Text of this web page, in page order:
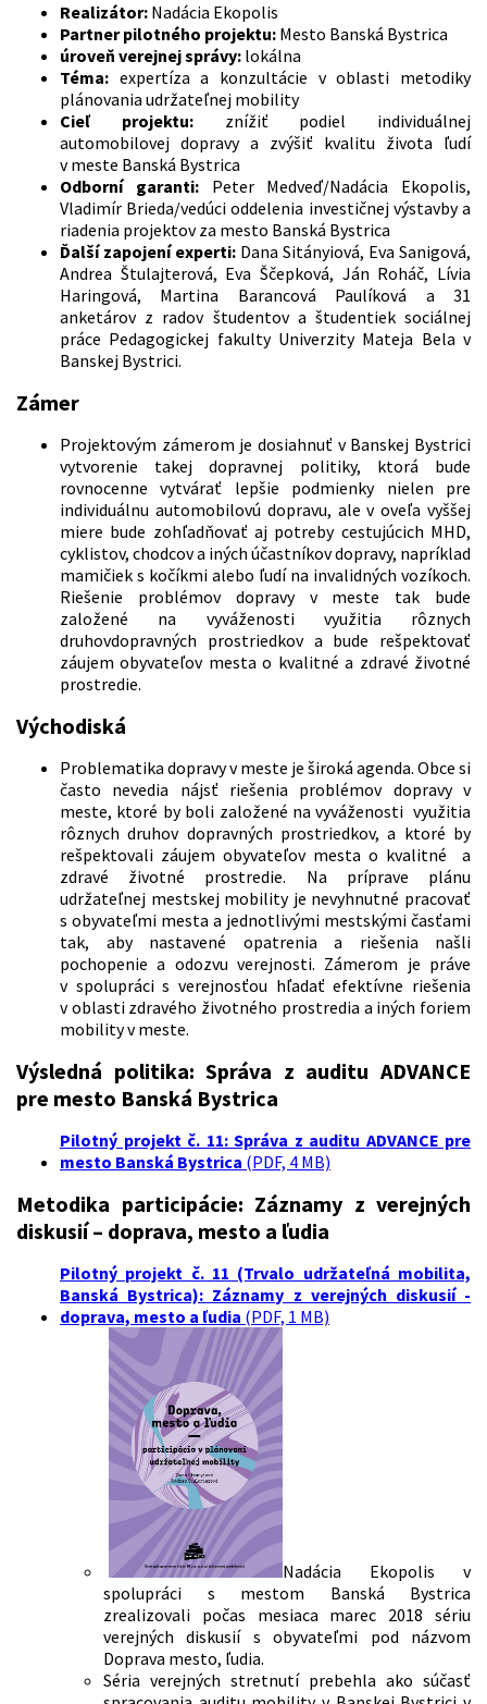
Realizátor: Nadácia Ekopolis
Partner pilotného projektu: Mesto Banská Bystrica
úroveň verejnej správy: lokálna
Téma: expertíza a konzultácie v oblasti metodiky
plánovania udržateľnej mobility
Cieľ projektu:znížiť podiel individuálnej
automobilovej dopravy a zvýšiť kvalitu života ľudí
v meste Banská Bystrica
Odborní garanti: Peter Medveď/Nadácia Ekopolis,
Vladimír Brieda/vedúci oddelenia investičnej výstavby a
riadenia projektov za mesto Banská Bystrica
Ďalší zapojení experti: Dana Sitányiová, Eva Sanigová,
Andrea Štulajterová, Eva Ščepková, Ján Roháč, Lívia
Haringová, Martina Barancová Paulíková a 31
anketárov z radov študentov a študentiek sociálnej
práce Pedagogickej fakulty Univerzity Mateja Bela v
Banskej Bystrici.
Zámer
Projektovým zámerom je dosiahnuť v Banskej Bystrici
vytvorenie takej dopravnej politiky, ktorá bude
rovnocenne vytvárať lepšie podmienky nielen pre
individuálnu automobilovú dopravu, ale v oveľa vyššej
miere bude zohľadňovať aj potreby cestujúcich MHD,
cyklistov, chodcov a iných účastníkov dopravy, napríklad
mamičiek s kočíkmi alebo ľudí na invalidných vozíkoch.
Riešenie problémov dopravy v meste tak bude
založené na vyváženosti využitia rôznych
druhovdopravných prostriedkov a bude rešpektovať
záujem obyvateľov mesta o kvalitné a zdravé životné
prostredie.
Východiská
Problematika dopravy v meste je široká agenda. Obce si
často nevedia nájsť riešenia problémov dopravy v
meste, ktoré by boli založené na vyváženosti využitia
rôznych druhov dopravných prostriedkov, a ktoré by
rešpektovali záujem obyvateľov mesta o kvalitné a
zdravé životné prostredie. Na príprave plánu
udržateľnej mestskej mobility je nevyhnutné pracovať
s obyvateľmi mesta a jednotlivými mestskými časťami
tak, aby nastavené opatrenia a riešenia našli
pochopenie a odozvu verejnosti. Zámerom je práve
v spolupráci s verejnosťou hľadať efektívne riešenia
v oblasti zdravého životného prostredia a iných foriem
mobility v meste.
Výsledná politika:Správa z auditu ADVANCE
pre mesto Banská Bystrica
Pilotný projekt č. 11: Správa z auditu ADVANCE pre
mesto Banská Bystrica (PDF, 4 MB)
Metodika participácie: Záznamy z verejných
diskusií – doprava, mesto a ľudia
Pilotný projekt č. 11 (Trvalo udržateľná mobilita,
Banská Bystrica): Záznamy z verejných diskusií -
doprava, mesto a ľudia (PDF, 1 MB)
Nadácia Ekopolis v
spolupráci s mestom Banská Bystrica
zrealizovali počas mesiaca marec 2018 sériu
verejných diskusií s obyvateľmi pod názvom
Doprava mesto, ľudia.
Séria verejných stretnutí prebehla ako súčasť